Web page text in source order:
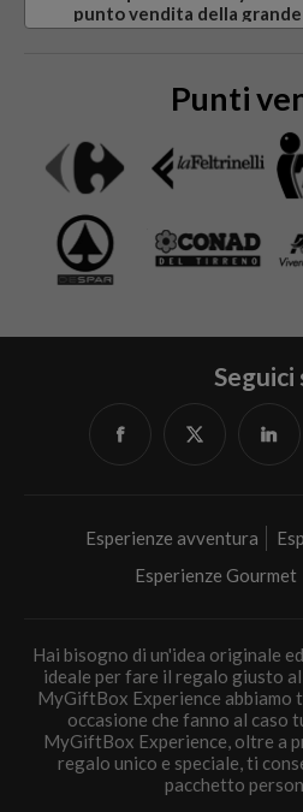
punto vendita della
trovo il codice di
Punti
Seguici
FacebookTwitter
in
Esperienze avventura
Esperienze Gourmet
Hai bisogno di un'idea originale
ideale per fare il regalo giusto
MyGiftBox Experience abbiamo
occasione che fanno al caso
MyGiftBox Experience, oltre a
regalo unico e speciale, ti
pacchetto